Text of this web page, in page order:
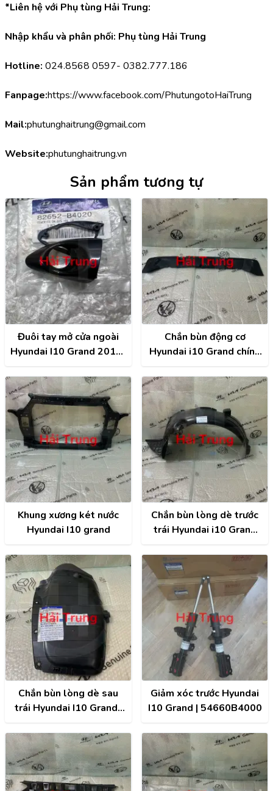
*Liên hệ với Phụ tùng Hải Trung:
Nhập khẩu và phân phối: Phụ tùng Hải Trung
Hotline: 024.8568 0597- 0382.777.186
Fanpage:https://www.facebook.com/PhutungotoHaiTrung
Mail:phutunghaitrung@gmail.com
Website:phutunghaitrung.vn
Sản phẩm tương tự
Đuôi tay mở cửa ngoài
Hyundai I10 Grand 2014-
82652B4020
Chắn bùn động cơ
Hyundai i10 Grand chính
Khung xương két nước
Hyundai I10 grand
Chắn bùn lòng dè trước
trái Hyundai i10 Grand
86811B4000
Chắn bùn lòng dè sau
trái Hyundai I10 Grand |
Giảm xóc trước Hyundai
I10 Grand | 54660B4000